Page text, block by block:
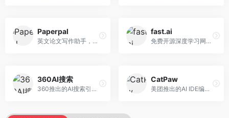
Paperpal
英文论文写作助手，专注于学术英语润色。面向需要发表国际期刊的研究者，提供语法检查、学术表达优化、格式规范等服务，英语表达地道专业。
fast.ai
免费开源深度学习网站，专注于实用AI教学。面向开发者，提供免费深度学习课程、实战项目、代码库等资源，学习门槛低。
360AI搜索
360推出的AI搜索引擎，专注于安全智能搜索。面向普通用户，提供智能问答、网页搜索、内容整理等服务，安全防护能力强。
CatPaw
美团推出的AI IDE编程工具，专注于本地开发生态。面向开发者，提供智能代码补全、代码生成、项目管理等服务，本地开发体验好。